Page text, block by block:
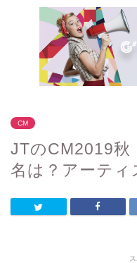
CM
JTのCM2019秋
名は？アーティ